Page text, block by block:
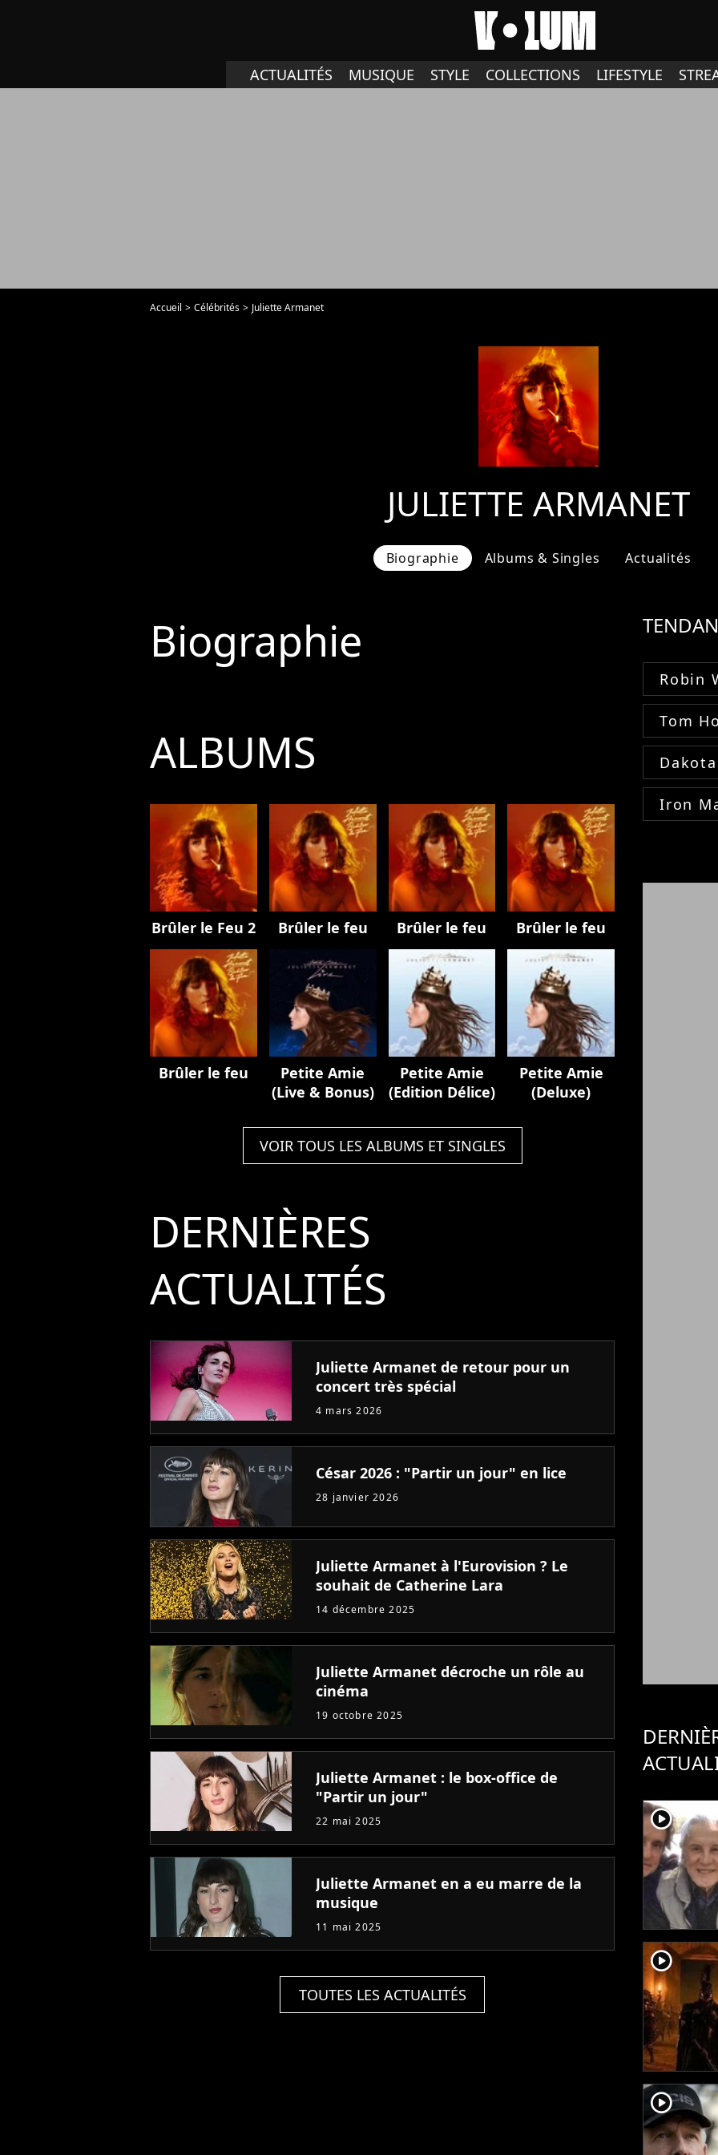
ACTUALITÉS MUSIQUE STYLE COLLECTIONS LIFESTYLE
Accueil Célébrités Juliette Armanet
JULIETTE ARMANET
Biographie Albums & Singles Actualités
Biographie
ALBUMS
Brûler le Feu 2 Brûler le feu Brûler le feu Brûler le feu
Brûler le feu
Petite Amie
(Live & Bonus)
Petite Amie
(Edition Délice)
Petite Amie
(Deluxe)
VOIR TOUS LES ALBUMS ET SINGLES
DERNIÈRES
ACTUALITÉS
Juliette Armanet de retour pour un
concert très spécial
4 mars 2026
César 2026 : "Partir un jour" en lice
28 janvier 2026
Juliette Armanet à l'Eurovision ? Le
souhait de Catherine Lara
14 décembre 2025
Juliette Armanet décroche un rôle au
cinéma
19 octobre 2025
Juliette Armanet : le box-office de
"Partir un jour"
22 mai 2025
Juliette Armanet en a eu marre de la
musique
11 mai 2025
TOUTES LES ACTUALITÉS
Robin
Tom
Iron
player2
player2
player2